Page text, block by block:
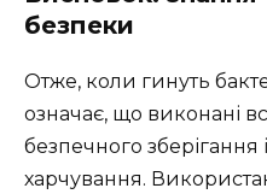
безпеки
Отже, коли гинуть
означає, що виконані
безпечного
харчування.